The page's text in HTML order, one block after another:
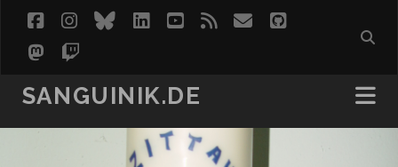
facebook
instagram
blueskylinkedinyoutube
rss emailgithub
mastodon
twitch
SANGUINIK.DE